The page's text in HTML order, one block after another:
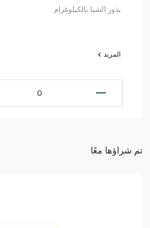
بذور الشيا بالكيلوغرام
المزيد
0
تم شراؤها معًا